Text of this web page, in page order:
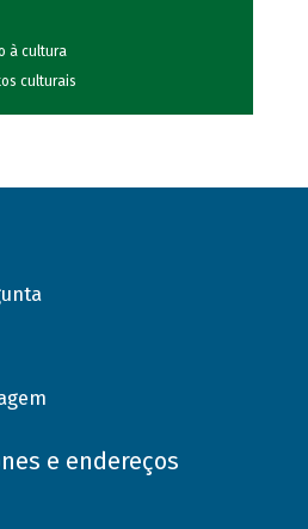
à cultura
culturais
e endereços